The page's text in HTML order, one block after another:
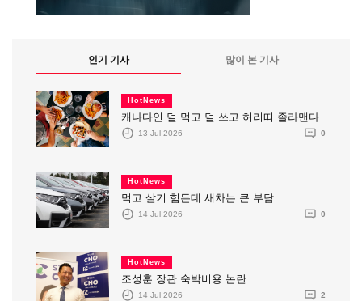
인기 기사 많이 본 기사
HotNews
캐나다인 덜 먹고 덜 쓰고 허리띠 졸라맨다
13 Jul 2026 0
HotNews
먹고 살기 힘든데 새차는 큰 부담
14 Jul 2026 0
HotNews
조성훈 장관 숙박비용 논란
14 Jul 2026 2